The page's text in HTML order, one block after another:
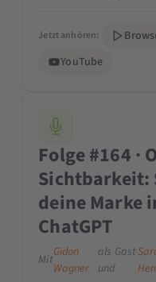
Jetzt anhören:
YouTube
Folge #164 ·
Sichtbarkeit:
deine Marke
ChatGPT
Mit
Gidon
Wagner
als Gast
und